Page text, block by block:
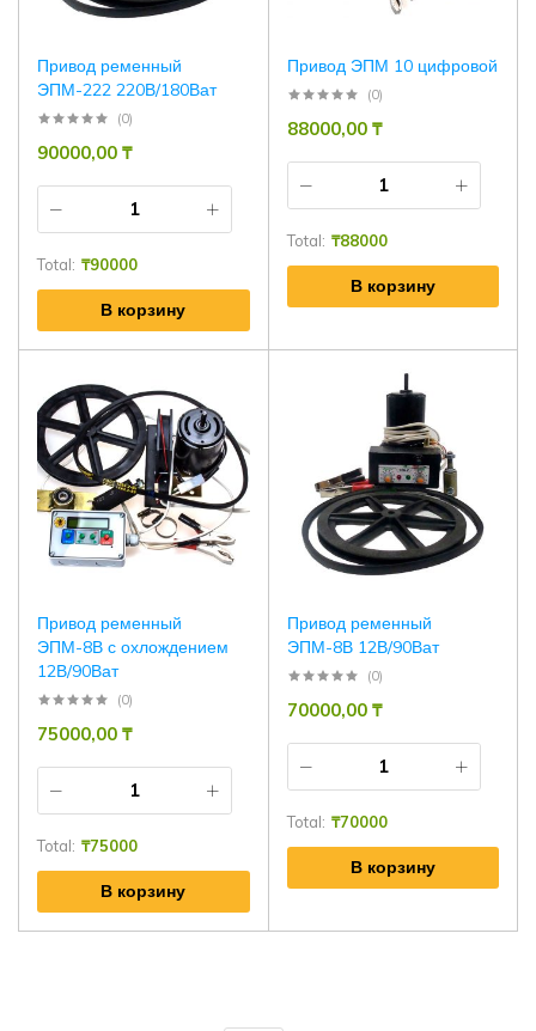
Привод ременный
ЭПМ-222 220В/180Ват
(0)
90000,00 ₸
Total: ₸90000
В корзину
Привод ЭПМ 10 цифровой
(0)
88000,00 ₸
Total: ₸88000
В корзину
Привод ременный
ЭПМ-8В с охлождением
12В/90Ват
(0)
75000,00 ₸
Total: ₸75000
В корзину
Привод ременный
ЭПМ-8В 12В/90Ват
(0)
70000,00 ₸
Total: ₸70000
В корзину